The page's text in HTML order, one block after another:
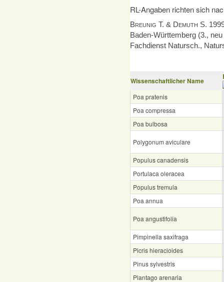
RL-Angaben richten sich
Breunig T. & Demuth S.
Baden-Württem­berg (3.,
Fachdienst Natursch.,
Wissenschaftlicher Name
Poa pratenis
Poa compressa
Poa bulbosa
Polygonum aviculare
Populus canadensis
Portulaca oleracea
Populus tremula
Poa annua
Poa angustifolia
Pimpinella saxifraga
Picris hieracioides
Pinus sylvestris
Plantago arenaria